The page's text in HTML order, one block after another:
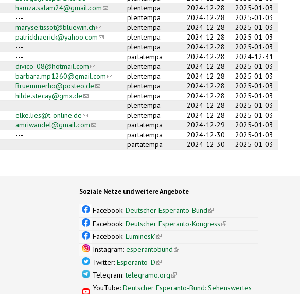
hamza.salam24@gmail.com(link sends e-mail)
plentempa 2024-12-28
2025-01-03
--- plentempa 2024-12-28
2025-01-03
maryse.tissot@bluewin.ch(link sends e-mail)
plentempa 2024-12-28
2025-01-03
patrickhaerick@yahoo.com(link sends e-mail)
plentempa 2024-12-28
2025-01-03
--- plentempa 2024-12-28
2025-01-03
--- partatempa 2024-12-28
2024-12-31
divico_08@hotmail.com(link sends e-mail)
plentempa 2024-12-28
2025-01-03
barbara.mp1260@gmail.com(link sends e-mail)
plentempa 2024-12-28
2025-01-03
Bruemmerho@posteo.de(link sends e-mail)
plentempa 2024-12-28
2025-01-03
hilde.stecay@gmx.de(link sends e-mail)plentempa 2024-12-28
2025-01-03
--- plentempa 2024-12-28
2025-01-03
elke.lies@t-online.de(link sends e-mail)plentempa 2024-12-28
2025-01-03
amriwandel@gmail.com(link sends e-mail)
partatempa 2024-12-29
2025-01-03
--- partatempa 2024-12-30
2025-01-03
--- partatempa 2024-12-30 2025-01-03
Soziale Netze und weitere Angebote
Facebook:Deutscher Esperanto-Bund(link is external)
Facebook:Deutscher Esperanto-Kongress(link is external)
Facebook:Luminesk'(link is external)
Instagram:esperantobund(link is external)
Twitter:Esperanto_D(link is external)
Telegram:telegramo.org(link is external)
YouTube:Deutscher Esperanto-Bund: Sehenswertes